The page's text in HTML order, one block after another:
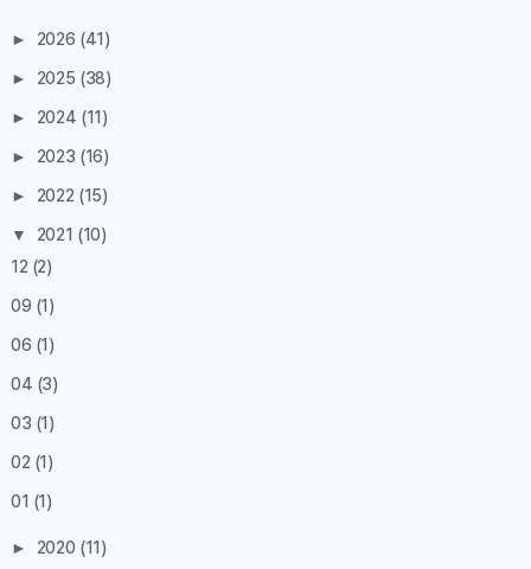
► 2026 (41)
► 2025 (38)
► 2024 (11)
► 2023 (16)
► 2022 (15)
▼ 2021 (10)
12 (2)
09 (1)
06 (1)
04 (3)
03 (1)
02 (1)
01 (1)
► 2020 (11)